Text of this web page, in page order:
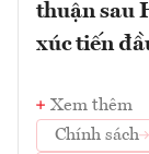
thuận sau
xúc tiến
Xem thêm
Chính sách